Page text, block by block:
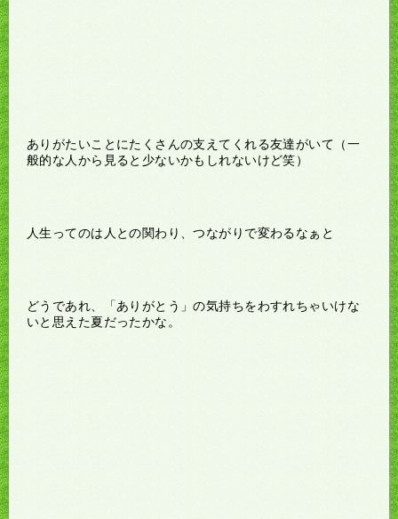
ありがたいことにたくさんの支えてくれる友達がいて（一
般的な人から見ると少ないかもしれないけど笑）
人生ってのは人との関わり、つながりで変わるなぁと
どうであれ、「ありがとう」の気持ちをわすれちゃいけな
いと思えた夏だったかな。